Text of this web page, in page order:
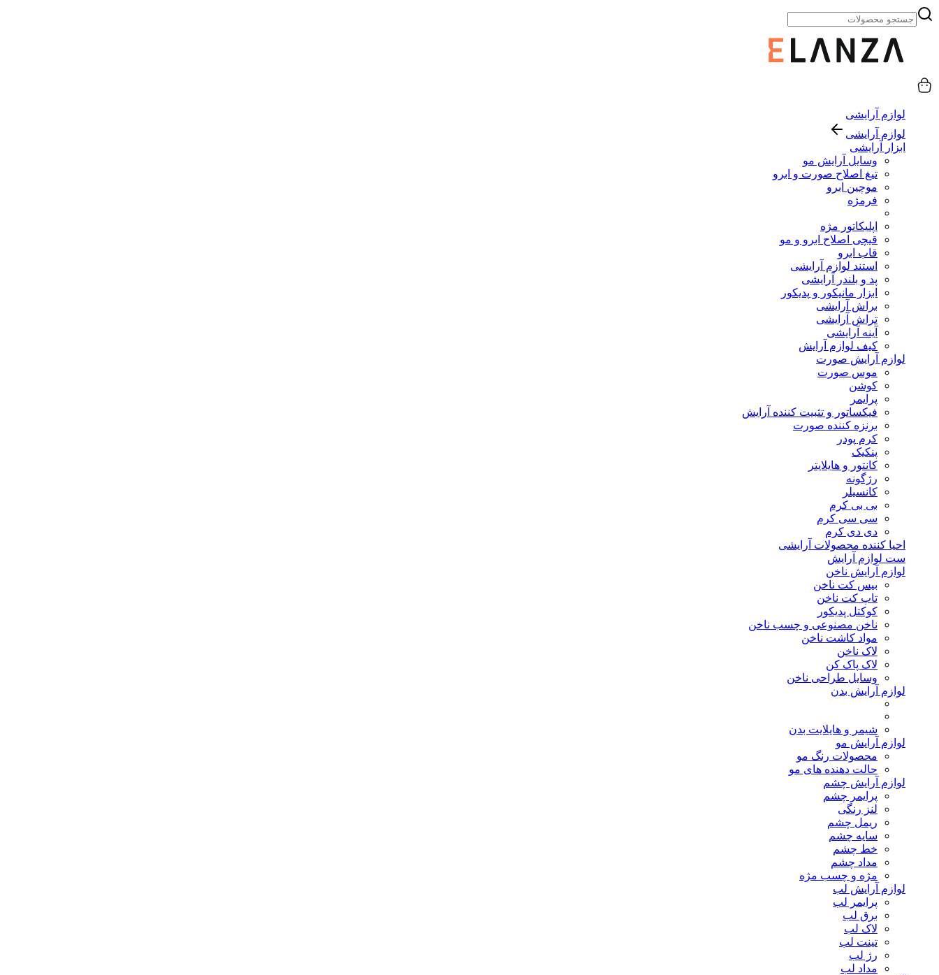
لوازم آرایشی
لوازم آرایشی
ابزار آرایشی
وسایل آرایش مو
تیغ اصلاح صورت و ابرو
موچین ابرو
فرمژه
اپلیکاتور مژه
قیچی اصلاح ابرو و مو
قاب ابرو
استند لوازم آرایشی
پد و بلندر آرایشی
ابزار مانیکور و پدیکور
براش آرایشی
تراش آرایشی
آینه آرایشی
کیف لوازم آرایش
لوازم آرایش صورت
موس صورت
کوشن
پرایمر
فیکساتور و تثبیت کننده آرایش
برنزه کننده صورت
کرم پودر
پنکیک
کانتور و هایلایتر
رژگونه
کانسیلر
بی بی کرم
سی سی کرم
دی دی کرم
احیا کننده محصولات آرایشی
ست لوازم آرایش
لوازم آرایش ناخن
بیس کت ناخن
تاپ کت ناخن
کوکتل پدیکور
ناخن مصنوعی و چسب ناخن
مواد کاشت ناخن
لاک ناخن
لاک پاک کن
وسایل طراحی ناخن
لوازم آرایش بدن
شیمر و هایلایت بدن
لوازم آرایش مو
محصولات رنگ مو
حالت دهنده های مو
لوازم آرایش چشم
پرایمر چشم
لنز رنگی
ریمل چشم
سایه چشم
خط چشم
مداد چشم
مژه و چسب مژه
لوازم آرایش لب
پرایمر لب
برق لب
لاک لب
تینت لب
رژ لب
مداد لب